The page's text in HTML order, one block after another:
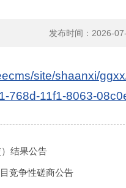
发布时间：2026-
site/shaanxi/
768d-11f1-8063-
结果公告
竞争性磋商公告